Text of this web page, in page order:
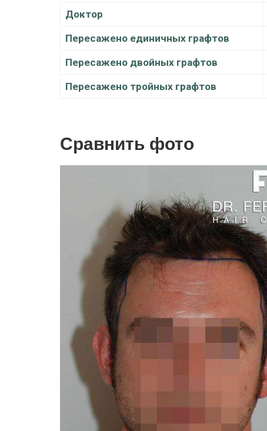
Доктор
Пересажено единичных графтов
Пересажено двойных графтов
Пересажено тройных графтов
Сравнить фото